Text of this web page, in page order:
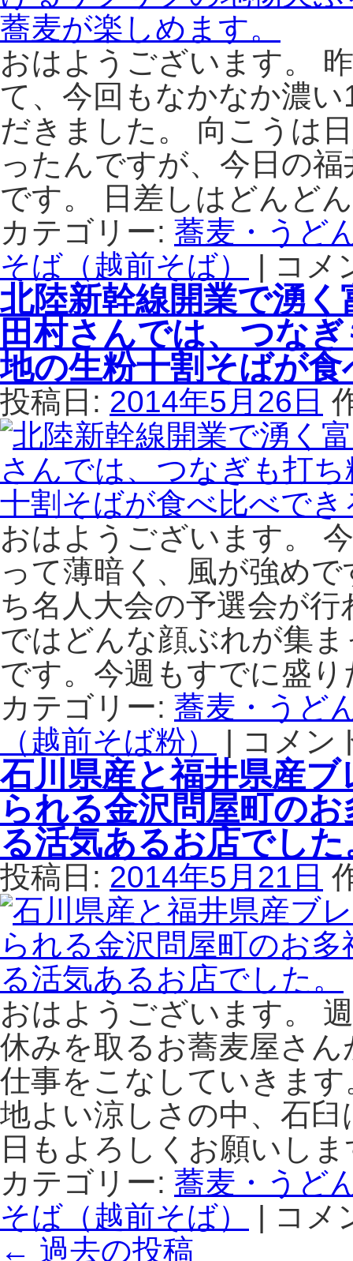
食
材
を
使
た
料
理
と
将
が
打
蕎
麦
が
楽
し
め
る。
は
か
や
は、
焼
か
れ
ー
ど
が
だ
が
一
気
加
水
で
打
つ
大
野
産
そ
ば
使
用
の
細
切
り
越
前
そ
も
う
ま
い。
は
おはようございます。
て、今回もなかなか濃
だきました。 向こうは
ったんですが、今日の
です。 日差しはどんど
カテゴリー: 蕎麦・うど
そば（越前そば）
|
高
岡
市
の
天
米
（て
ん
よ
ね）
は、
目
の
前
で
げ
る
ク
サ
ク
の
地
物
ぷ
ら
と
細
打
ち
手
打
ち
蕎
麦
が
楽
し
ま
す。
コメ
北陸新幹線開業で湧
田村さんでは、つな
地の生粉十割そばが
投稿日: 2014年5月26日
おはようございます。
って薄暗く、風が強め
ち名人大会の予選会が
ではどんな顔ぶれが集
です。今週もすでに盛
カテゴリー: 蕎麦・うど
（越前そば粉）
|
北
陸
新
幹
線
開
で
湧
く
富
山
駅
か
ら
ほ
ど
近
い
通
田
さ
コメン
石川県産と福井県産
られる金沢問屋町の
る活気あるお店でした
投稿日: 2014年5月21日
おはようございます。
休みを取るお蕎麦屋さ
仕事をこなしていきま
地よい涼しさの中、石
日もよろしくお願いし
カテゴリー: 蕎麦・うど
そば（越前そば）
|
石
川
コメ
← 過去の投稿